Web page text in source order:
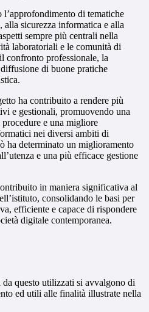
l’approfondimento di tematiche
sicurezza informatica e alla
sempre più centrali nella
laboratoriali e le comunità di
confronto professionale, la
di buone pratiche
ha contribuito a rendere più
e gestionali, promuovendo una
e una migliore
nei diversi ambiti di
ha determinato un miglioramento
e una più efficace gestione
in maniera significativa al
consolidando le basi per
efficiente e capace di rispondere
digitale contemporanea.
questo utilizzati si avvalgono di
ed utili alle finalità illustrate nella